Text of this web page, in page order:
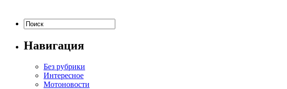
Навигация
Без рубрики
Интересное
Мотоновости